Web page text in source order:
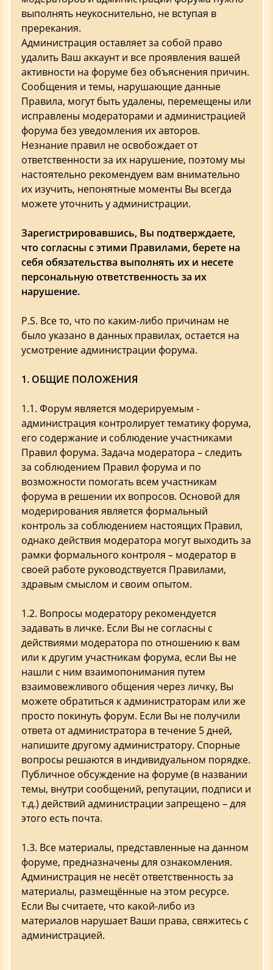
выполнять неукоснительно, не вступая в
пререкания.
Администрация оставляет за собой право
удалить Ваш аккаунт и все проявления вашей
активности на форуме без объяснения причин.
Сообщения и темы, нарушающие данные
Правила, могут быть удалены, перемещены или
исправлены модераторами и администрацией
форума без уведомления их авторов.
Незнание правил не освобождает от
ответственности за их нарушение, поэтому мы
настоятельно рекомендуем вам внимательно
их изучить, непонятные моменты Вы всегда
можете уточнить у администрации.
Зарегистрировавшись, Вы подтверждаете,
что согласны с этими Правилами, берете на
себя обязательства выполнять их и несете
персональную ответственность за их
нарушение.
P.S. Все то, что по каким-либо причинам не
было указано в данных правилах, остается на
усмотрение администрации форума.
1. ОБЩИЕ ПОЛОЖЕНИЯ
1.1. Форум является модерируемым -
администрация контролирует тематику форума,
его содержание и соблюдение участниками
Правил форума. Задача модератора – следить
за соблюдением Правил форума и по
возможности помогать всем участникам
форума в решении их вопросов. Основой для
модерирования является формальный
контроль за соблюдением настоящих Правил,
однако действия модератора могут выходить за
рамки формального контроля – модератор в
своей работе руководствуется Правилами,
здравым смыслом и своим опытом.
1.2. Вопросы модератору рекомендуется
задавать в личке. Если Вы не согласны с
действиями модератора по отношению к вам
или к другим участникам форума, если Вы не
нашли с ним взаимопонимания путем
взаимовежливого общения через личку, Вы
можете обратиться к администраторам или же
просто покинуть форум. Если Вы не получили
ответа от администратора в течение 5 дней,
напишите другому администратору. Спорные
вопросы решаются в индивидуальном порядке.
Публичное обсуждение на форуме (в названии
темы, внутри сообщений, репутации, подписи и
т.д.) действий администрации запрещено – для
этого есть почта.
1.3. Все материалы, представленные на данном
форуме, предназначены для ознакомления.
Администрация не несёт ответственность за
материалы, размещённые на этом ресурсе.
Если Вы считаете, что какой-либо из
материалов нарушает Ваши права, свяжитесь с
администрацией.